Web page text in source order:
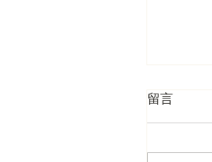
留言